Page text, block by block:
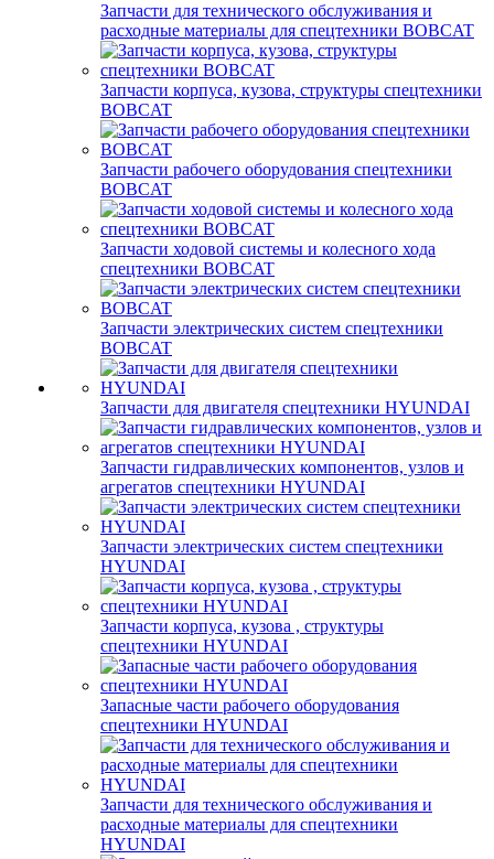
Запчасти для технического обслуживания и
расходные материалы для спецтехники BOBCAT
Запчасти корпуса, кузова, структуры спецтехники
BOBCAT
Запчасти рабочего оборудования спецтехники
BOBCAT
Запчасти ходовой системы и колесного хода
спецтехники BOBCAT
Запчасти электрических систем спецтехники
BOBCAT
Запчасти для двигателя спецтехники HYUNDAI
Запчасти гидравлических компонентов, узлов и
агрегатов спецтехники HYUNDAI
Запчасти электрических систем спецтехники
HYUNDAI
Запчасти корпуса, кузова , структуры
спецтехники HYUNDAI
Запасные части рабочего оборудования
спецтехники HYUNDAI
Запчасти для технического обслуживания и
расходные материалы для спецтехники
HYUNDAI